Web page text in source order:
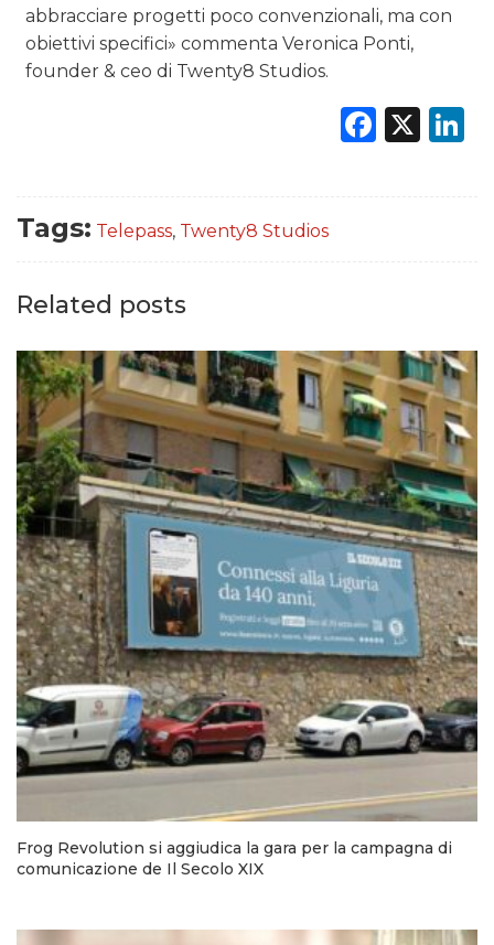
abbracciare progetti poco convenzionali, ma con
obiettivi specifici» commenta Veronica Ponti,
founder & ceo di Twenty8 Studios.
X
Tags: Telepass, Twenty8 Studios
Related posts
Frog Revolution si aggiudica la gara per la campagna di
comunicazione de Il Secolo XIX